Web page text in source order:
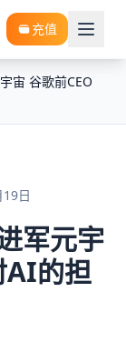
充值
宙 谷歌前CEO
日
军元宇
AI的担